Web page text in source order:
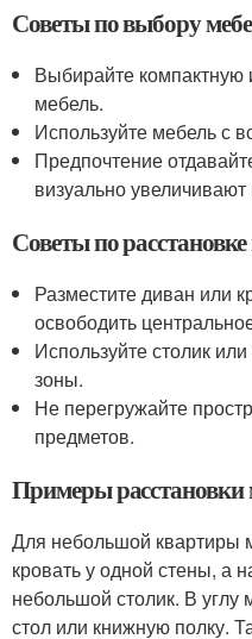
Советы по выбору
Выбирайте
мебель.
Используйте мебель с
Предпочтение
визуально увеличивают
Советы по
Разместите диван или
освободить
Используйте столик
зоны.
Не перегружайте
предметов.
Примеры расстановки
Для небольшой квартиры
кровать у одной стены, а
небольшой столик. В
стол или книжную полку.